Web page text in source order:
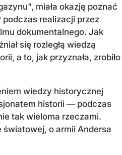
miała okazję poznać
podczas realizacji przez
dokumentalnego. Jak
się rozległą wiedzą
a to, jak przyznała, zrobiło
wiedzy historycznej
historii — podczas
tak wieloma rzeczami.
światowej, o armii Andersa